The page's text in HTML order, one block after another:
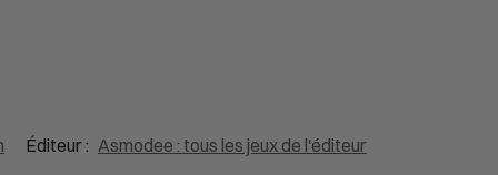
Éditeur : Asmodee : tous les jeux de l'éditeur